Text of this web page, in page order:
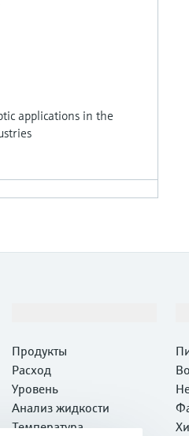
applications in the
Продукты
Расход
Уровень
Анализ жидкости
Температура
ть
ль